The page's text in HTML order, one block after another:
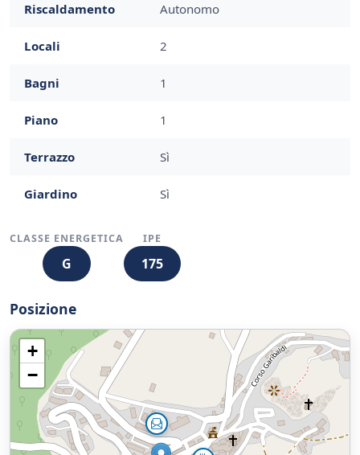
Riscaldamento Autonomo
Locali 2
Bagni 1
Piano 1
Terrazzo Sì
Giardino Sì
CLASSE ENERGETICA
G
IPE
175
Posizione
+
−